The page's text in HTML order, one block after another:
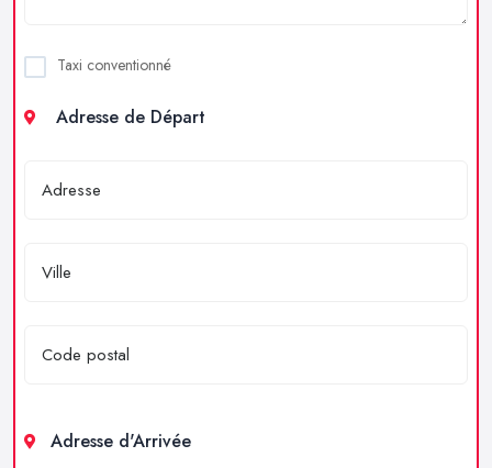
Taxi conventionné
Adresse de Départ
Adresse d'Arrivée